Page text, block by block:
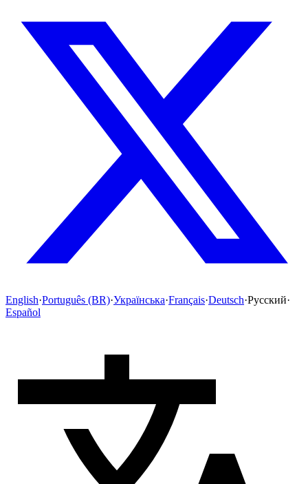
English·Português (BR)·Українська·Français·Deutsch·Русский·
Español